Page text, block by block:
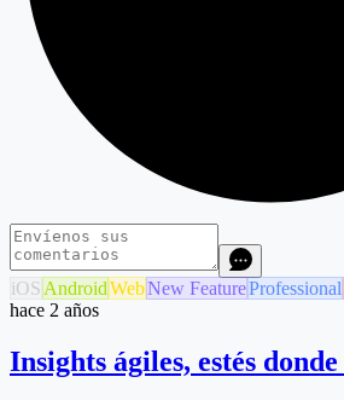
iOS AndroidWebNew FeatureProfessional
hace 2 años
Insights ágiles, estés donde